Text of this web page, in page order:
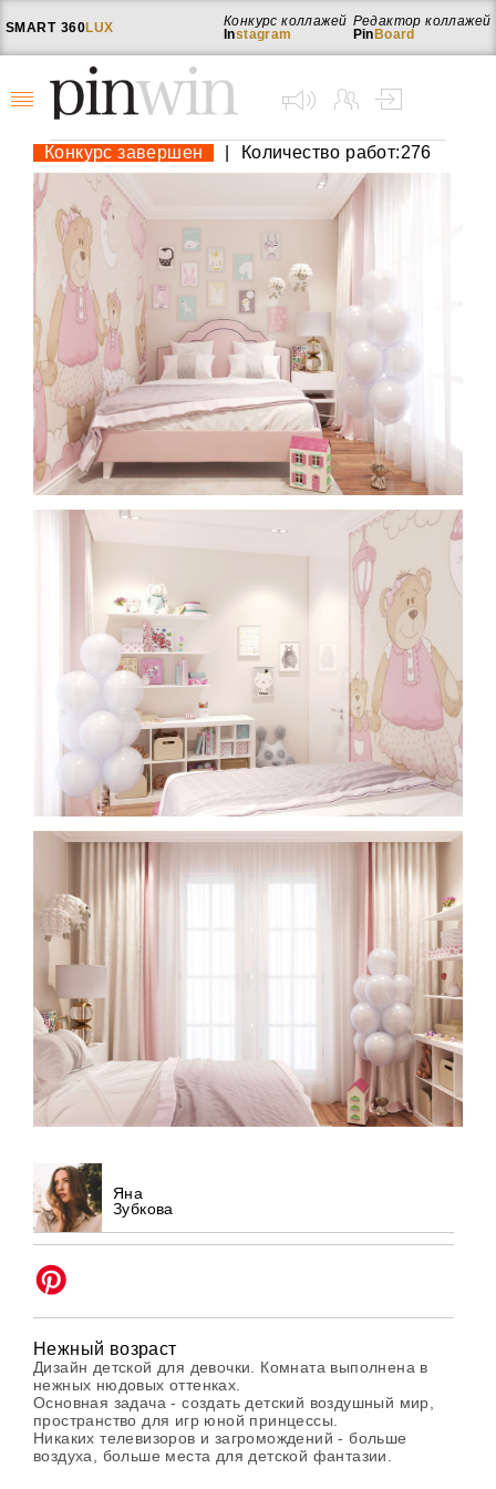
SMART 360LUX
Редактор коллажей
Pin Board
Конкурс коллажей
Instagram
Конкурс завершен Количество работ:276
Яна
Зубкова
Нежный возраст
Дизайн детской для девочки. Комната выполнена в
нежных нюдовых оттенках.
Основная задача - создать детский воздушный мир,
пространство для игр юной принцессы.
Никаких телевизоров и загромождений - больше
воздуха, больше места для детской фантазии.